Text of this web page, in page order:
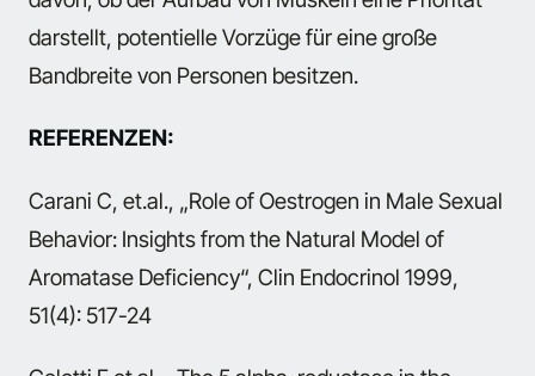
darstellt, potentielle Vorzüge für eine große
Bandbreite von Personen besitzen.
REFERENZEN:
Carani C, et.al., „Role of Oestrogen in Male Sexual
Behavior: Insights from the Natural Model of
Aromatase Deficiency“, Clin Endocrinol 1999,
51(4): 517-24